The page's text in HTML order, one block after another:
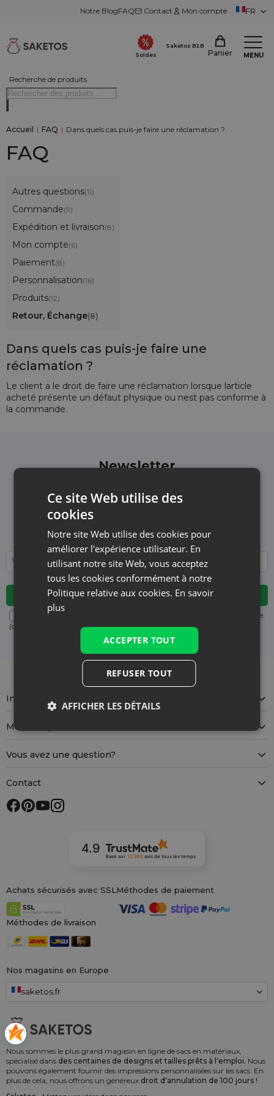
Notre BlogFAQ Contact Mon compte FR
Recherche de produits
Soldes
Saketos B2B
Panier MENU
Accueil | FAQ | Dans quels cas puis-je faire une réclamation ?
FAQ
Autres questions(11)
Commande(9)
Expédition et livraison(8)
Mon compte(6)
Paiement(8)
Personnalisation(16)
Produits(12)
Retour, Échange(8)
Dans quels cas puis-je faire une
réclamation ?
Le client a le droit de faire une réclamation lorsque larticle
acheté présente un défaut physique ou nest pas conforme à
la commande.
Newsletter
des dernières actualités et offres
Nous vous informons et vous montrons les
actualités - sans spam inutile. Restez avec nous
régulièrement !
Désabonnement gratuit à tout moment. Consultez notre politique.
(obligatoire)
Nous sommes le plus grand magasin en ligne de sacs en matériaux,
spécialisé dans des centaines de designs et tailles prêts à l'emploi. Nous
pouvons également fournir des impressions personnalisées sur les sacs. En
plus de cela, nous offrons un généreux droit d'annulation de 100 jours !
Nos magasins en Europe
saketos.fr
Information
Mon compte
Vous avez une question?
Contact
4.9
Basé sur 12 968avis de tous les temps
Achats sécurisés avec SSL Méthodes de paiement
Méthodes de livraison
Ce site Web utilise des
cookies
Notre site Web utilise des cookies pour
améliorer l'expérience utilisateur. En
utilisant notre site Web, vous acceptez
tous les cookies conformément à notre
Politique relative aux cookies. En savoir
plus
ACCEPTER TOUT
REFUSER TOUT
AFFICHER LES DÉTAILS